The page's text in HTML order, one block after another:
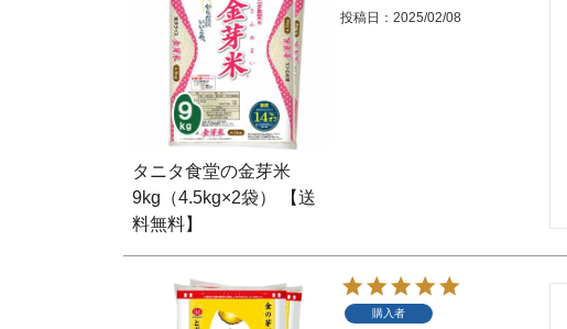
タニタ食堂の金芽米
9kg（4.5kg×2袋） 【送
料無料】
投稿日 2025/02/08
購入者